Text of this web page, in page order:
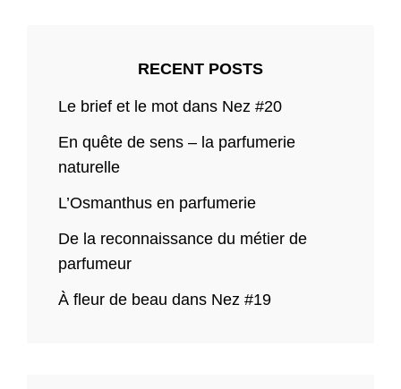
RECENT POSTS
Le brief et le mot dans Nez #20
En quête de sens – la parfumerie
naturelle
L’Osmanthus en parfumerie
De la reconnaissance du métier de
parfumeur
À fleur de beau dans Nez #19